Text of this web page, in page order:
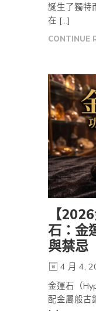
誕生了獨特
在 […]
CONTINUE
【
石：金
與禁忌
4 月 4,
金運石（
配金屬般古